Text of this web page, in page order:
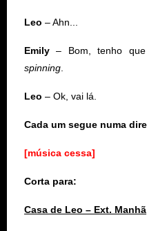
Leo – Ahn...
Emily – Bom, tenho
spinning
Leo – Ok, vai lá.
Cada um segue numa
[música cessa]
Corta para:
Casa de Leo – Ext. Manhã